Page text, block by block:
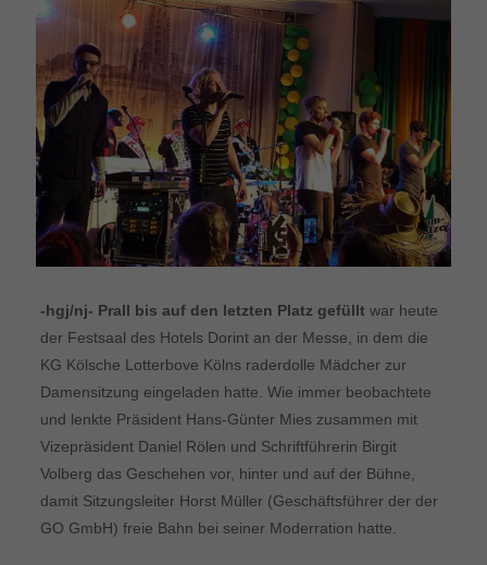
-hgj/nj- Prall bis auf den letzten Platz gefülltwar heute
der Festsaal des Hotels Dorint an der Messe, in dem die
KG Kölsche Lotterbove Kölns raderdolle Mädcher zur
Damensitzung eingeladen hatte. Wie immer beobachtete
und lenkte Präsident Hans-Günter Mies zusammen mit
Vizepräsident Daniel Rölen und Schriftführerin Birgit
Volberg das Geschehen vor, hinter und auf der Bühne,
damit Sitzungsleiter Horst Müller (Geschäftsführer der der
GO GmbH) freie Bahn bei seiner Moderration hatte.